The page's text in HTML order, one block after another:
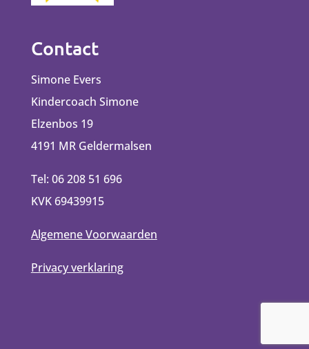
Contact
Simone Evers
Kindercoach Simone
Elzenbos 19
4191 MR Geldermalsen
Tel: 06 208 51 696
KVK 69439915
Algemene Voorwaarden
Privacy verklaring